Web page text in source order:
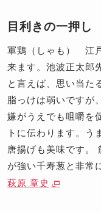
目利きの一押し
軍鶏（しゃも） 江
来ます。池波正太郎
と言えば、思い当た
脂っけは弱いですが
嫌がうえでも咀嚼を
トに伝わります。う
唐揚げも美味です。
が強い千寿葱と非常
萩原 章史